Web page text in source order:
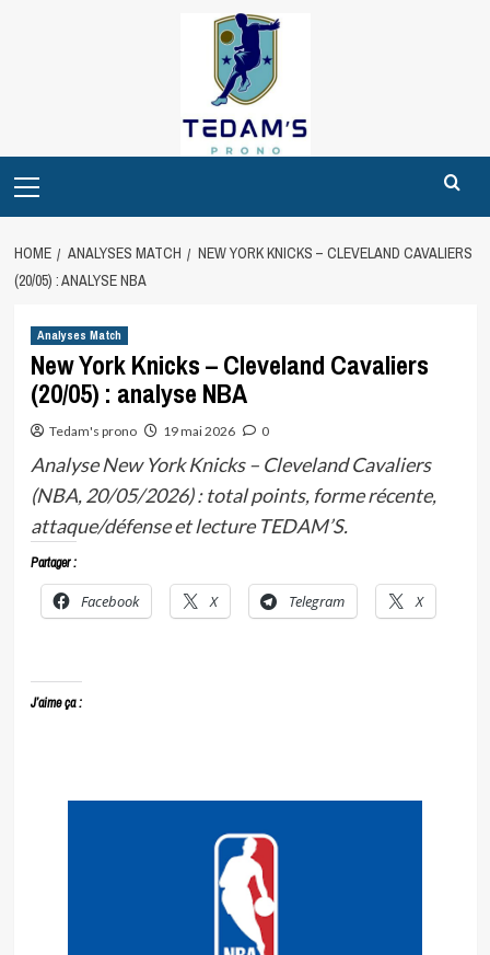
Menu
HOME ANALYSES MATCH
NEW YORK KNICKS – CLEVELAND CAVALIERS
(20/05) : ANALYSE NBA
Analyses Match
New York Knicks – Cleveland Cavaliers
(20/05) : analyse NBA
Tedam's prono 19 mai 2026 0
Analyse New York Knicks – Cleveland Cavaliers
(NBA, 20/05/2026) : total points, forme récente,
attaque/défense et lecture TEDAM’S.
Partager :
Facebook X Telegram X
J’aime ça :